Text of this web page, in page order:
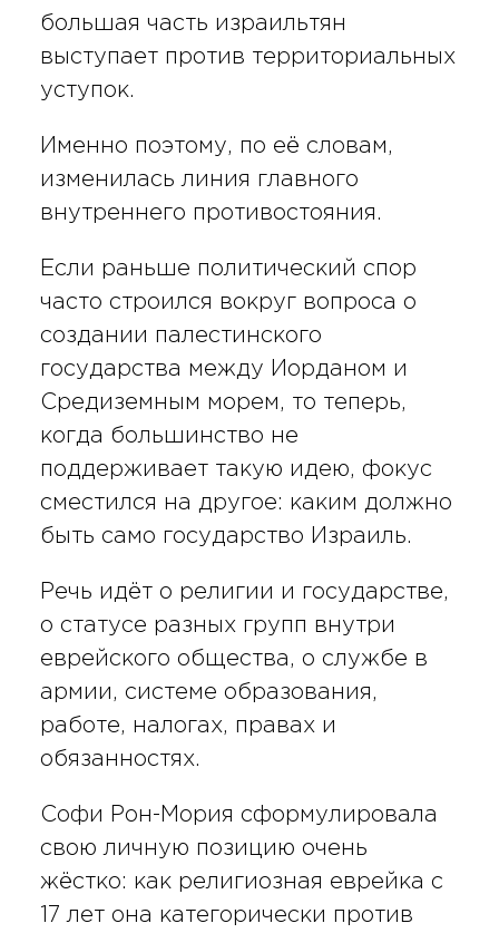
большая часть израильтян
выступает против территориальных
уступок.
Именно поэтому, по её словам,
изменилась линия главного
внутреннего противостояния.
Если раньше политический спор
часто строился вокруг вопроса о
создании палестинского
государства между Иорданом и
Средиземным морем, то теперь,
когда большинство не
поддерживает такую идею, фокус
сместился на другое: каким должно
быть само государство Израиль.
Речь идёт о религии и государстве,
о статусе разных групп внутри
еврейского общества, о службе в
армии, системе образования,
работе, налогах, правах и
обязанностях.
Софи Рон-Мория сформулировала
свою личную позицию очень
жёстко: как религиозная еврейка с
17 лет она категорически против